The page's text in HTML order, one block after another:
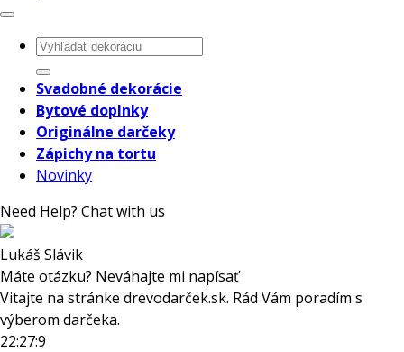
Hľadať:
Svadobné dekorácie
Bytové doplnky
Originálne darčeky
Zápichy na tortu
Novinky
Need Help? Chat with us
Lukáš Slávik
Máte otázku? Neváhajte mi napísať
Vitajte na stránke drevodarček.sk. Rád Vám poradím s
výberom darčeka.
22:27:9